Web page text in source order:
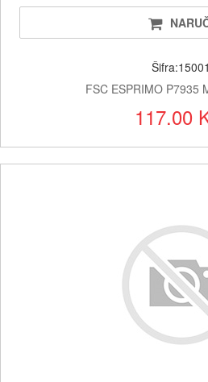
Šifra:15001
FSC ESPRIMO P7935
117.00